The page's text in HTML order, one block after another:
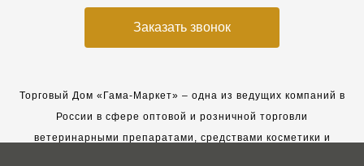
Заказать звонок
Торговый Дом «Гама-Маркет» – одна из ведущих компаний в
России в сфере оптовой и розничной торговли
ветеринарными препаратами, средствами косметики и